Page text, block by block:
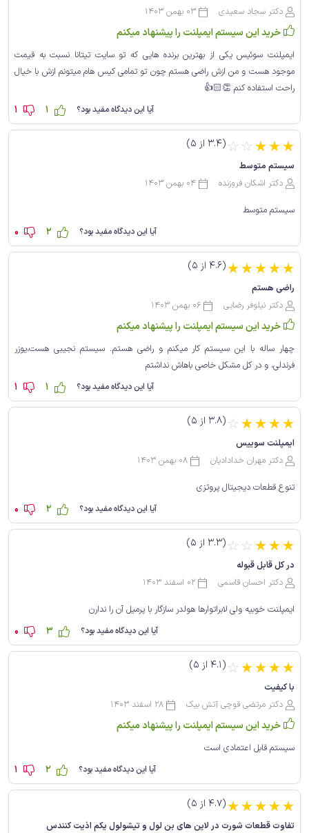
دکتر سجاد سعیدی
03 بهمن 1403
خرید این سیستم ایمپلنت را پیشنهاد میکنم
ایمپلنت سوئیس یکی از بهترین برنده هایی که تو سایت تیتانا نسبت به قیمت
موجود هست و من ازش راضی هستم چون تو تمامی کیس هام میتونم ازش با خیال
راحت استفاده کنم 👏🏻👍
آیا این دیدگاه مفید بود؟ 1
1
(3.4 از 5)☆ ☆☆☆☆
سیستم متوسط
دکتر اشکان فروزنده
04 بهمن 1403
سیستم متوسط
آیا این دیدگاه مفید بود؟ 2
0
(4.6 از 5)☆☆☆☆☆
راضی هستم
دکتر نیلوفر رضایی
06 بهمن 1403
خرید این سیستم ایمپلنت را پیشنهاد میکنم
چهار ساله با این سیستم کار میکنم و راضی هستم. سیستم نجیبی هست،یوزر
فرندلی، و در کل مشکل خاصی باهاش نداشتم
آیا این دیدگاه مفید بود؟ 1
1
(3.8 از 5)☆☆☆☆☆
ایمپلنت سوییس
دکتر مهران خدادادیان
08 بهمن 1403
تنوع قطعات دیجیتال پروتزی
آیا این دیدگاه مفید بود؟ 2
0
(3.3 از 5)☆ ☆☆☆☆
در کل قابل قبوله
دکتر احسان قاسمی
02 اسفند 1403
ایمپلنت خوبیه ولی لابراتوارها هولدر سازگار با پرمیل آن را ندارن
آیا این دیدگاه مفید بود؟ 3
0
(4.1 از 5)☆☆☆☆☆
با کیفیت
دکتر مرتضی قوچی آتش بیک
28 اسفند 1403
خرید این سیستم ایمپلنت را پیشنهاد میکنم
سیستم قابل اعتمادی است
آیا این دیدگاه مفید بود؟ 2
1
(4.7 از 5)☆☆☆☆☆
تفاوت قطعات شورت در لاین های بن لول و تیشو‌لول یکم اذیت کنندس